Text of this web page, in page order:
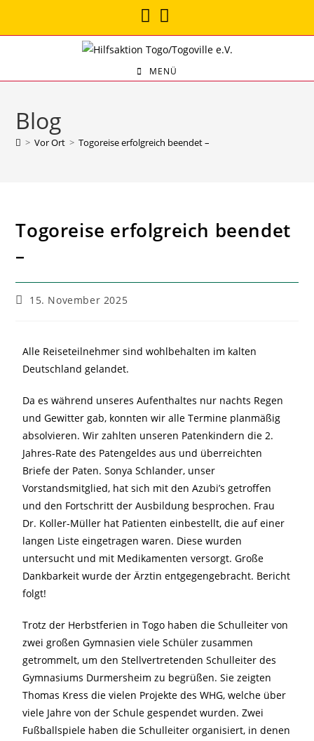
MENÜ
Blog
> Vor Ort > Togoreise erfolgreich beendet –
Togoreise erfolgreich beendet
–
15. November 2025
Alle Reiseteilnehmer sind wohlbehalten im kalten
Deutschland gelandet.
Da es während unseres Aufenthaltes nur nachts Regen
und Gewitter gab, konnten wir alle Termine planmäßig
absolvieren. Wir zahlten unseren Patenkindern die 2.
Jahres-Rate des Patengeldes aus und überreichten
Briefe der Paten. Sonya Schlander, unser
Vorstandsmitglied, hat sich mit den Azubi’s getroffen
und den Fortschritt der Ausbildung besprochen. Frau
Dr. Koller-Müller hat Patienten einbestellt, die auf einer
langen Liste eingetragen waren. Diese wurden
untersucht und mit Medikamenten versorgt. Große
Dankbarkeit wurde der Ärztin entgegengebracht. Bericht
folgt!
Trotz der Herbstferien in Togo haben die Schulleiter von
zwei großen Gymnasien viele Schüler zusammen
getrommelt, um den Stellvertretenden Schulleiter des
Gymnasiums Durmersheim zu begrüßen. Sie zeigten
Thomas Kress die vielen Projekte des WHG, welche über
viele Jahre von der Schule gespendet wurden. Zwei
Fußballspiele haben die Schulleiter organisiert, in denen